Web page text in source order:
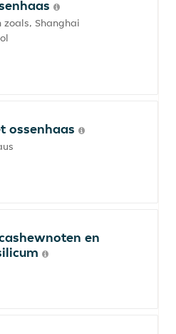
Shanghai
ossenhaas
en